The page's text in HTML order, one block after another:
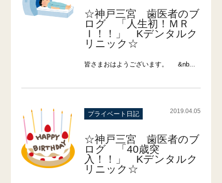
☆神戸三宮 歯医者のブ
ログ 「人生初！ＭＲ
Ｉ！！」 Kデンタルク
リニック☆
皆さまおはようございます。 &nb...
プライベート日記 2019.04.05
☆神戸三宮 歯医者のブ
ログ 「40歳突
入！！」 Kデンタルク
リニック☆